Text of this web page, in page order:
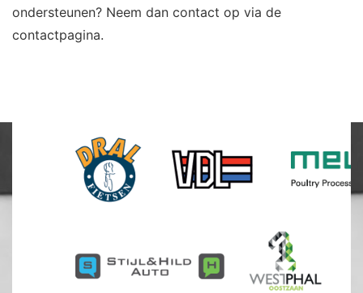
ondersteunen? Neem dan contact op via de
contactpagina.